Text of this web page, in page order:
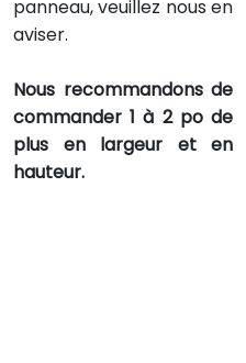
panneau, veuillez nous en
aviser.
Nous recommandons de
commander 1 à 2 po de
plus en largeur et en
hauteur.